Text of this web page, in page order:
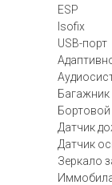
ESP
Isofix
USB-порт
Датчик
Датчик
Зеркало